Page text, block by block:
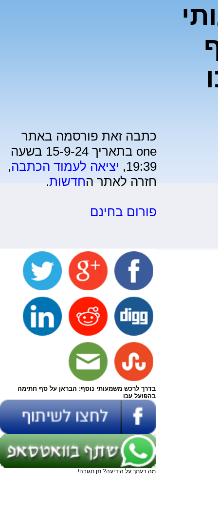
כתבה זאת פורסמה באתר
one בתאריך 15-9-24 בשעה
19:39, יציאה לעמוד הכתבה,
חזרה לאתר החדשות.
פורום בחינם
בדרך לרכש משמעותי נוסף: הבראן על סף חתימה
בהפועל עכו
מה דעתך על הידיעה? תן תגובה!